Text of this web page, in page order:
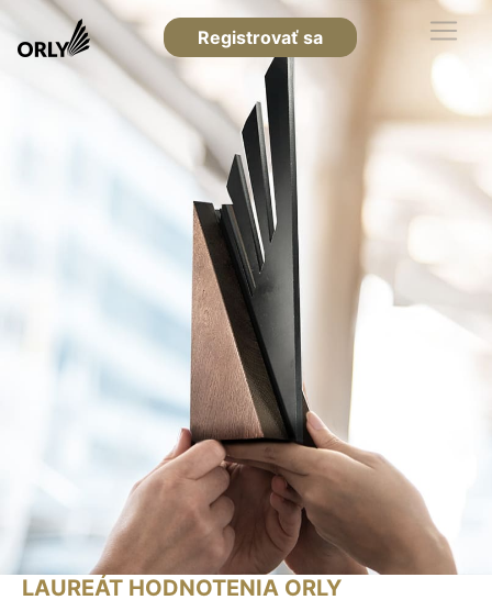
Registrovať sa
LAUREÁT HODNOTENIA ORLY